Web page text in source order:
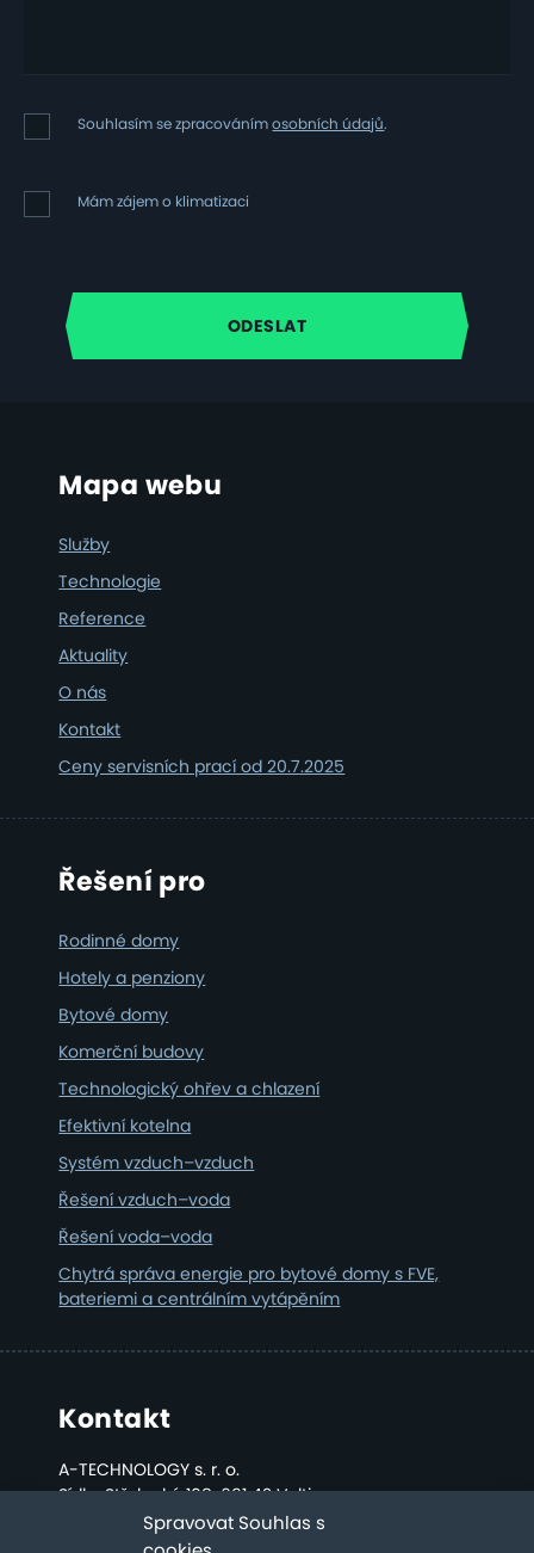
Spravovat Souhlas s
Souhlasím
se
Souhlasím se zpracovánímosobních údajů.
Mám
zájem
Mám zájem o klimatizaci
Footer
Mapa webu
Služby
Technologie
Reference
Aktuality
O nás
Kontakt
Ceny servisních prací od 20.7.2025
Řešení pro
Rodinné domy
Hotely a penziony
Bytové domy
Komerční budovy
Technologický ohřev a chlazení
Efektivní kotelna
Systém vzduch–vzduch
Řešení vzduch–voda
Řešení voda–voda
Chytrá správa energie pro bytové domy s FVE,
bateriemi a centrálním vytápěním
Kontakt
A-TECHNOLOGY s. r. o.
Sídlo: Střelecká 108, 691 42 Valtice
Kancelář a sklad: Bratislavská 2808, Břeclav